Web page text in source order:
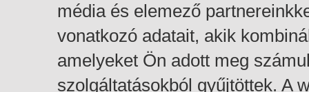
média és elemező
vonatkozó adatait, akik
amelyeket Ön adott meg
szolgáltatásokból gyűjtöttek. A